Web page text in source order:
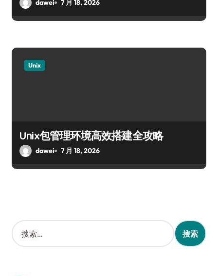
dawei 7 月 18, 2026
Unix
Unix包管理环境高效搭建全攻略
dawei 7 月 18, 2026
搜
索
：